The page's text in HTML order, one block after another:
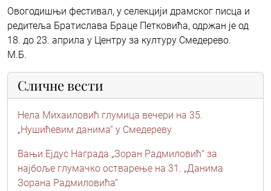
Овогодишњи фестивал, у селекцији драмског писца и
редитеља Братислава Браце Петковића, одржан је од
18. до 23. априла у Центру за културу Смедерево.
М.Б.
Сличне вести
Нела Михаиловић глумица вечери на 35.
„Нушићевим данима“ у Смедереву
Вањи Ејдус Награда „Зоран Радмиловић“ за
најбоље глумачко остварење на 31. „Данима
Зорана Радмиловића“